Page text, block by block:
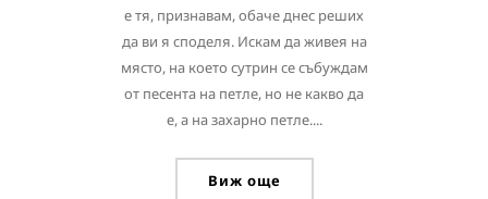
е тя, признавам, обаче днес реших
да ви я споделя. Искам да живея на
място, на което сутрин се събуждам
от песента на петле, но не какво да
е, а на захарно петле....
Виж още